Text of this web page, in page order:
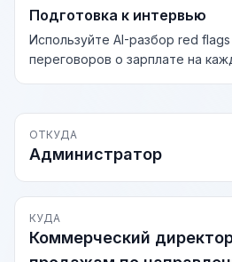
Подготовка к интервью
Используйте AI-разбор red
переговоров о зарплате на
ОТКУДА
Администратор
КУДА
Коммерческий